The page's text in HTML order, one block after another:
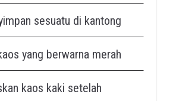
sesuatu di kantong
yang berwarna merah
kaos kaki setelah